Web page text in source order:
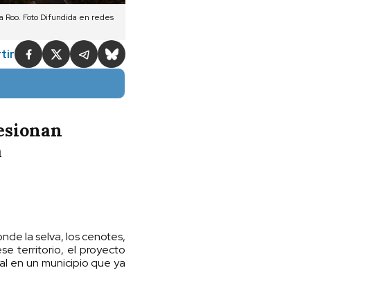
Foto Difundida en redes
la selva, los cenotes,
territorio, el proyecto
en un municipio que ya